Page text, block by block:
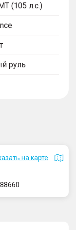
(105 л.с.)
руль
на карте